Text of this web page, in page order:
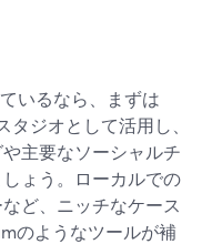
いるなら、まずは
ジオとして活用し、
主要なソーシャルチ
ょう。ローカルでの
ど、ニッチなケース
のようなツールが補